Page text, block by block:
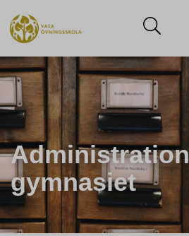
Administration
gymnasiet